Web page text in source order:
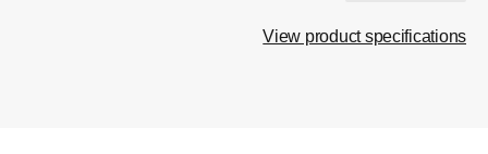
View product specifications